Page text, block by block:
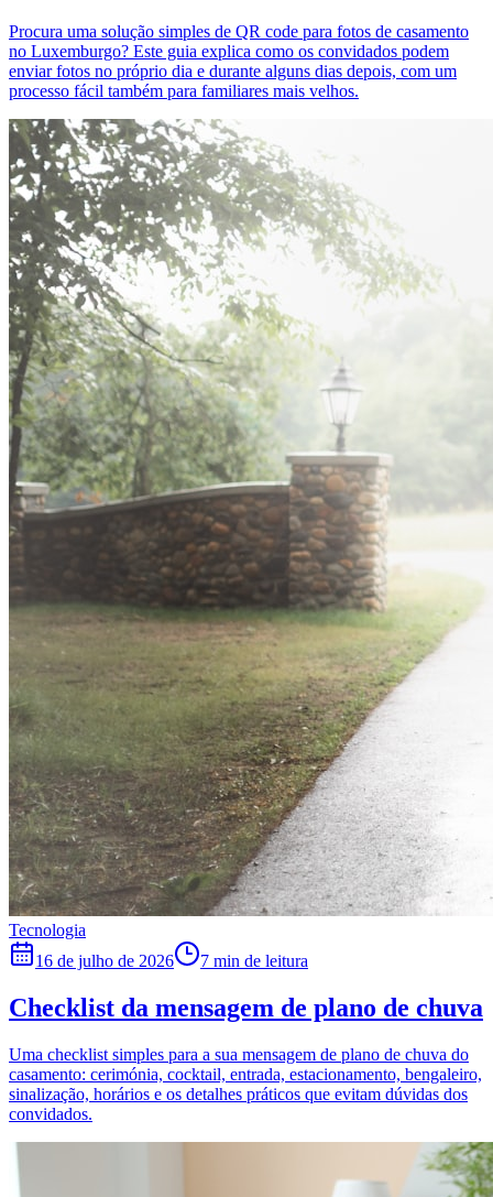
Procura uma solução simples de QR code para fotos de casamento
no Luxemburgo? Este guia explica como os convidados podem
enviar fotos no próprio dia e durante alguns dias depois, com um
processo fácil também para familiares mais velhos.
Tecnologia
16 de julho de 2026
7 min de leitura
Checklist da mensagem de plano de chuva
Uma checklist simples para a sua mensagem de plano de chuva do
casamento: cerimónia, cocktail, entrada, estacionamento, bengaleiro,
sinalização, horários e os detalhes práticos que evitam dúvidas dos
convidados.